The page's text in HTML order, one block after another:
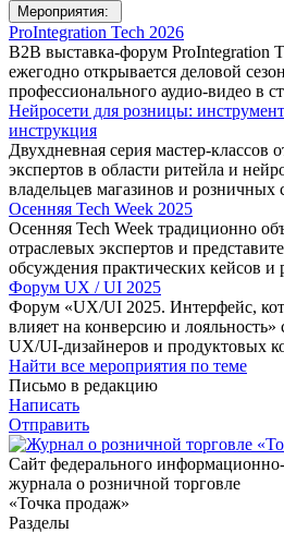
Мероприятия:
ProIntegration Tech 2026
B2B выставка-форум ProIntegration
ежегодно открывается деловой
профессионального аудио-видео в
Нейросети для розницы:
инструкция
Двухдневная серия мастер-классов
экспертов в области ритейла и
владельцев магазинов и розничных
Осенняя Tech Week 2025
Осенняя Tech Week традиционно
отраслевых экспертов и
обсуждения практических кейсов и
Форум UX / UI 2025
Форум «UX/UI 2025. Интерфейс,
влияет на конверсию и лояльность»
UX/UI-дизайнеров и продуктовых
Найти все мероприятия по теме
Письмо в редакцию
Написать
Отправить
Сайт федерального
журнала о розничной торговле
«Точка продаж»
Разделы